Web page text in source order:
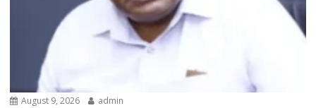
August 9, 2026 admin